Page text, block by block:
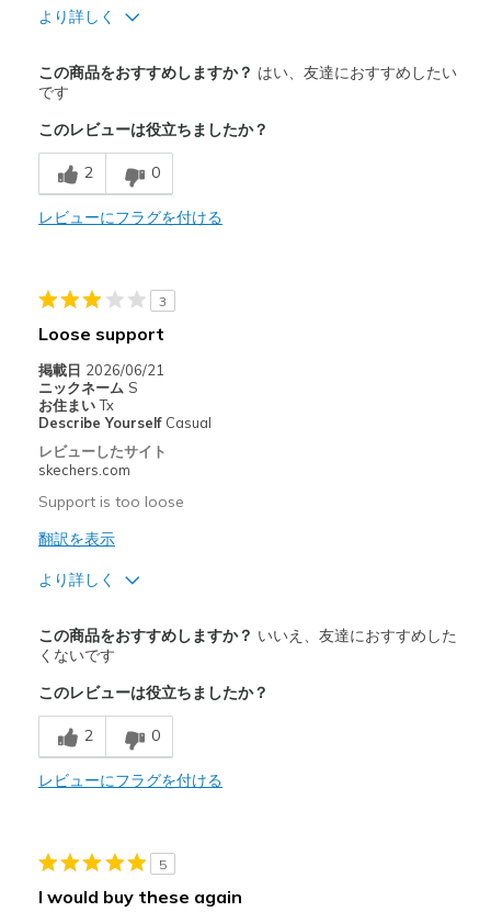
より詳しく
Attractive Design
Comfortable
Stylish
以下に最適
Travel
Width
Sizing
View On Shoes
この商品をおすすめしますか？ はい、友達におすすめしたい
です
このレビューは役立ちましたか？
2 0
レビューにフラグを付ける
3
Loose support
掲載日 2026/06/21
ニックネーム S
お住まい Tx
Describe Yourself Casual
レビューしたサイト
skechers.com
Support is too loose
翻訳を表示
より詳しく
Wear Out Quickly
以下に最適
Casual Wear
Width
Feels true to width
この商品をおすすめしますか？ いいえ、友達におすすめした
くないです
このレビューは役立ちましたか？
2 0
レビューにフラグを付ける
5
I would buy these again